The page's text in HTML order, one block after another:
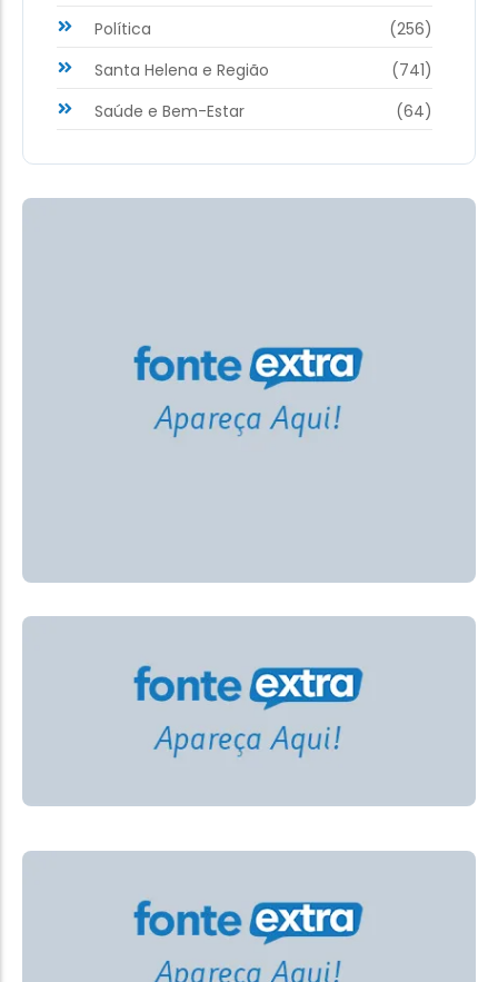
Política
(256)
Santa Helena e Região
(741)
Saúde e Bem-Estar
(64)